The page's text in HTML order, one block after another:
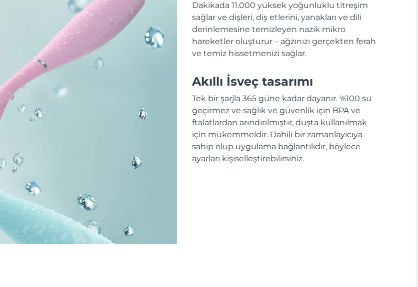
Dakikada 11.000 yüksek yoğunluklu titreşim
sağlar ve dişleri, diş etlerini, yanakları ve dili
derinlemesine temizleyen nazik mikro
hareketler oluşturur – ağzınızı gerçekten ferah
ve temiz hissetmenizi sağlar.
Akıllı İsveç tasarımı
Tek bir şarjla 365 güne kadar dayanır. %100 su
geçirmez ve sağlık ve güvenlik için BPA ve
ftalatlardan arındırılmıştır, duşta kullanılmak
için mükemmeldir. Dahili bir zamanlayıcıya
sahip olup uygulama bağlantılıdır, böylece
ayarları kişiselleştirebilirsiniz.